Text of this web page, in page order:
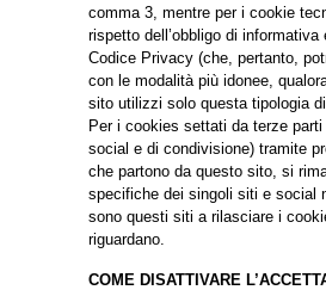
comma 3, mentre per i cookie
rispetto dell’obbligo di informativa
Codice Privacy (che, pertanto,
con le modalità più idonee,
sito utilizzi solo questa tipologia
Per i cookies settati da terze
social e di condivisione) tramite
che partono da questo sito, si
specifiche dei singoli siti e social
sono questi siti a rilasciare i
riguardano.
COME DISATTIVARE